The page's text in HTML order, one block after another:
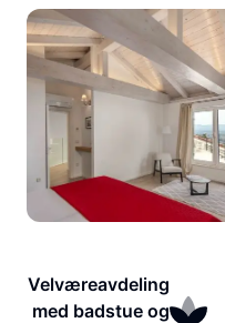
Velværeavdeling
med badstue og